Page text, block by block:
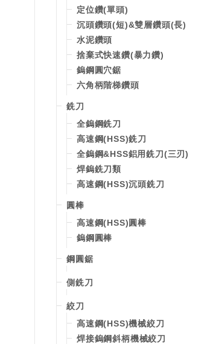
定位鑽(單頭)
沉頭鑽頭(短)&雙層鑽頭(長)
水泥鑽頭
捨棄式快速鑽(暴力鑽)
鎢鋼圓穴鋸
六角柄階梯鑽頭
銑刀
全鎢鋼銑刀
高速鋼(HSS)銑刀
全鎢鋼&HSS鋁用銑刀(三刃)
焊鎢銑刀類
高速鋼(HSS)沉頭銑刀
圓棒
高速鋼(HSS)圓棒
鎢鋼圓棒
鋼圓鋸
側銑刀
絞刀
高速鋼(HSS)機械絞刀
焊接鎢鋼斜柄機械絞刀